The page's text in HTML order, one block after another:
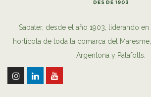
Sabater, desde el año 1903, liderando
hortícola de toda la comarca del
Argentona y Palafolls.